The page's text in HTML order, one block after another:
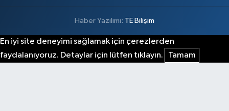
Haber Yazılımı: TE Bilişim
En iyi site deneyimi sağlamak için çerezlerden
faydalanıyoruz. Detaylar için lütfen tıklayın.
Tamam